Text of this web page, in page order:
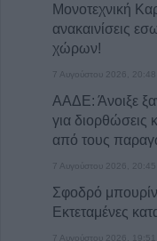
Μονοτεχνική
ανακαινίσεις
χώρων!
7 Αυγούστου 2026, 20:48
ΑΑΔΕ: Άνοιξε
για διορθώσεις
από τους
7 Αυγούστου 2026, 20:45
Σφοδρό
Εκτεταμένες
7 Αυγούστου 2026, 19:51